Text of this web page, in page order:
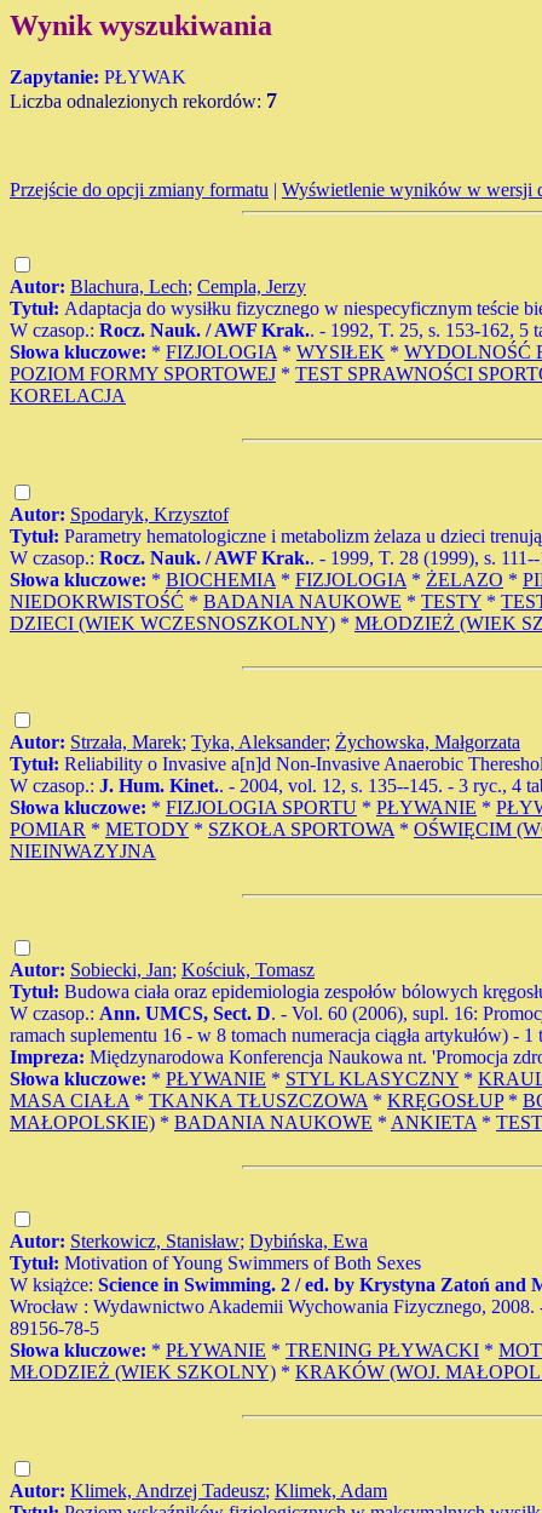
Wynik wyszukiwania
Zapytanie: PŁYWAK
Liczba odnalezionych rekordów: 7
Przejście do opcji zmiany formatu | Wyświetlenie wyników w wersji
Autor: Blachura, Lech; Cempla, Jerzy
Tytuł: Adaptacja do wysiłku fizycznego w niespecyficznym teście
W czasop.: Rocz. Nauk. / AWF Krak.. - 1992, T. 25, s. 153-162, 5
Słowa kluczowe: * FIZJOLOGIA * WYSIŁEK * WYDOLNOŚĆ
POZIOM FORMY SPORTOWEJ * TEST SPRAWNOŚCI
KORELACJA
Autor: Spodaryk, Krzysztof
Tytuł: Parametry hematologiczne i metabolizm żelaza u dzieci
W czasop.: Rocz. Nauk. / AWF Krak.. - 1999, T. 28 (1999), s.
Słowa kluczowe: * BIOCHEMIA * FIZJOLOGIA * ŻELAZO *
NIEDOKRWISTOŚĆ * BADANIA NAUKOWE * TESTY *
DZIECI (WIEK WCZESNOSZKOLNY) * MŁODZIEŻ (WIEK
Autor: Strzała, Marek; Tyka, Aleksander; Żychowska, Małgorzata
Tytuł: Reliability o Invasive a[n]d Non-Invasive Anaerobic
W czasop.: J. Hum. Kinet.. - 2004, vol. 12, s. 135--145. - 3 ryc., 4
Słowa kluczowe: * FIZJOLOGIA SPORTU * PŁYWANIE *
POMIAR * METODY * SZKOŁA SPORTOWA * OŚWIĘCIM
NIEINWAZYJNA
Autor: Sobiecki, Jan; Kościuk, Tomasz
Tytuł: Budowa ciała oraz epidemiologia zespołów bólowych
W czasop.: Ann. UMCS, Sect. D. - Vol. 60 (2006), supl. 16:
ramach suplementu 16 - w 8 tomach numeracja ciągła artykułów) -
Impreza: Międzynarodowa Konferencja Naukowa nt. 'Promocja
Słowa kluczowe: * PŁYWANIE * STYL KLASYCZNY *
MASA CIAŁA * TKANKA TŁUSZCZOWA * KRĘGOSŁUP*
MAŁOPOLSKIE) * BADANIA NAUKOWE * ANKIETA *
Autor: Sterkowicz, Stanisław; Dybińska, Ewa
Tytuł: Motivation of Young Swimmers of Both Sexes
W książce: Science in Swimming. 2 / ed. by Krystyna Zatoń and
Wrocław : Wydawnictwo Akademii Wychowania Fizycznego,
89156-78-5
Słowa kluczowe: * PŁYWANIE * TRENING PŁYWACKI *
MŁODZIEŻ (WIEK SZKOLNY) * KRAKÓW (WOJ.
Autor: Klimek, Andrzej Tadeusz; Klimek, Adam